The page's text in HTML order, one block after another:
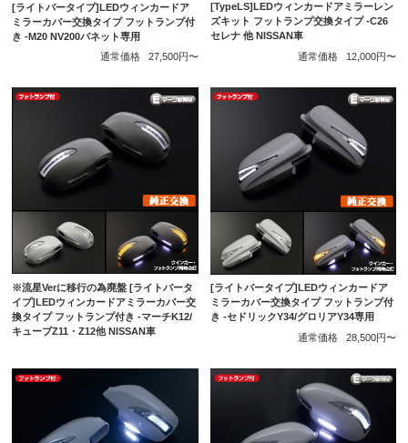
[ライトバータイプ]LEDウィンカードア
ミラーカバー交換タイプ フットランプ付
き -M20 NV200バネット専用
通常価格
27,500円〜
[TypeLS]LEDウィンカードアミラーレン
ズキット フットランプ交換タイプ -C26
セレナ 他 NISSAN車
通常価格
12,000円〜
※流星Verに移行の為廃盤 [ライトバータ
イプ]LEDウィンカードアミラーカバー交
換タイプ フットランプ付き -マーチK12/
キューブZ11・Z12他 NISSAN車
[ライトバータイプ]LEDウィンカードア
ミラーカバー交換タイプ フットランプ付
き -セドリックY34/グロリアY34専用
通常価格
28,500円〜